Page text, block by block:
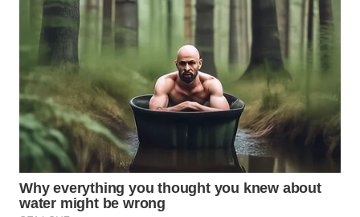
WN
INDRAMAYU
WN
KUNINGAN
WN
MAJALENGKA
WN
SUBANG